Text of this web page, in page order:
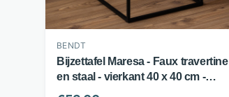
BENDT
Bijzettafel Maresa - Faux travertine
en staal - vierkant 40 x 40 cm -
Beige - Bendt